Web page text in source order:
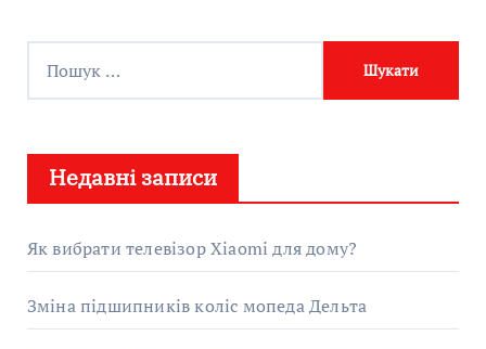
:
Недавні записи
Як вибрати телевізор Xiaomi для дому?
Зміна підшипників коліс мопеда Дельта